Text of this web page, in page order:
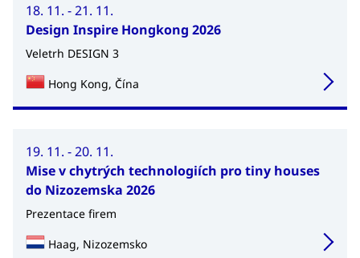
18. 11. - 21. 11.
Design Inspire Hongkong 2026
Veletrh DESIGN 3
Hong Kong, Čína
19. 11. - 20. 11.
Mise v chytrých technologiích pro tiny houses
do Nizozemska 2026
Prezentace firem
Haag, Nizozemsko